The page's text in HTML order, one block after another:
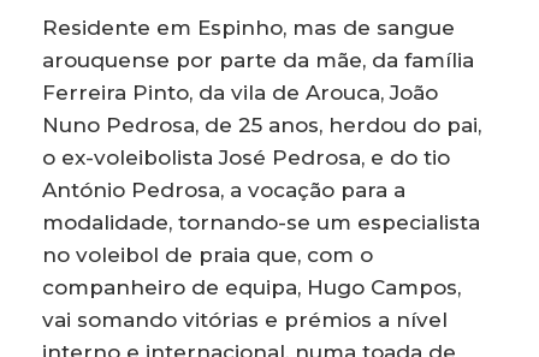
Residente em Espinho, mas de sangue
arouquense por parte da mãe, da família
Ferreira Pinto, da vila de Arouca, João
Nuno Pedrosa, de 25 anos, herdou do pai,
o ex-voleibolista José Pedrosa, e do tio
António Pedrosa, a vocação para a
modalidade, tornando-se um especialista
no voleibol de praia que, com o
companheiro de equipa, Hugo Campos,
vai somando vitórias e prémios a nível
interno e internacional, numa toada de